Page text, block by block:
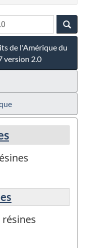
de l'Amérique du
version 2.0